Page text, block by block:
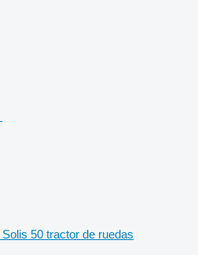
Solis 50 tractor de ruedas